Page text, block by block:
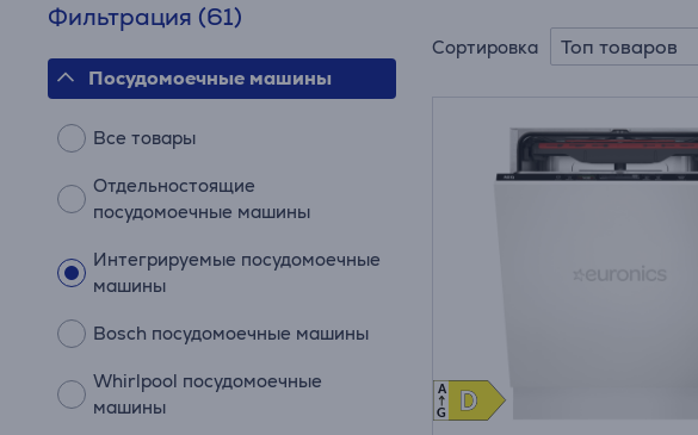
Фильтрация (61)
Посудомоечные машины
Все товары
Отдельностоящие
посудомоечные машины
Интегрируемые посудомоечные
машины
Bosch посудомоечные машины
Whirlpool посудомоечные
машины
Сортировка Топ товаров
D
D
A
G